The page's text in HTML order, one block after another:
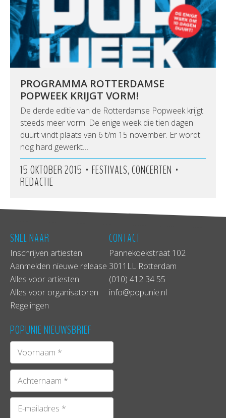
PROGRAMMA ROTTERDAMSE
POPWEEK KRIJGT VORM!
De derde editie van de Rotterdamse Popweek krijgt
steeds meer vorm. De enige week die tien dagen
duurt vindt plaats van 6 t/m 15 november. Er wordt
nog hard gewerkt…
15 OKTOBER 2015 • FESTIVALS, CONCERTEN •
REDACTIE
SNEL NAAR
Inschrijven artiesten
Aanmelden nieuwe release
Alles voor artiesten
Alles voor organisatoren
Regelingen
CONTACT
Pannekoekstraat 102
3011LL Rotterdam
(010) 412 34 55
info@popunie.nl
POPUNIE NIEUWSBRIEF